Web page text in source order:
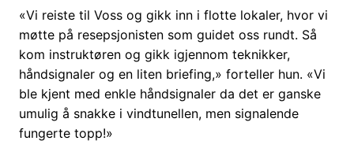
«Vi reiste til Voss og gikk inn i flotte lokaler, hvor vi
møtte på resepsjonisten som guidet oss rundt. Så
kom instruktøren og gikk igjennom teknikker,
håndsignaler og en liten briefing,» forteller hun. «Vi
ble kjent med enkle håndsignaler da det er ganske
umulig å snakke i vindtunellen, men signalende
fungerte topp!»